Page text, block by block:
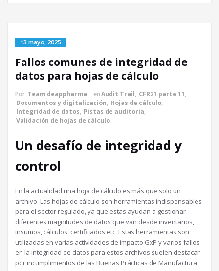
13 mayo, 2025
Fallos comunes de integridad de
datos para hojas de cálculo
Por Team deappharma enAudit Trail, CFR21 parte 11,
Documentos y digitalización, Hojas de cálculo,
Integridad de datos, Pistas de auditoria,
Validación de hojas de cálculo
Un desafío de integridad y
control
En la actualidad una hoja de cálculo es más que solo un
archivo. Las hojas de cálculo son herramientas indispensables
para el sector regulado, ya que estas ayudan a gestionar
diferentes magnitudes de datos que van desde inventarios,
insumos, cálculos, certificados etc. Estas herramientas son
utilizadas en varias actividades de impacto GxP y varios fallos
en la integridad de datos para estos archivos suelen destacar
por incumplimientos de las Buenas Prácticas de Manufactura